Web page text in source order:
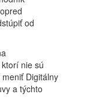
od
nie sú
Digitálny
a týchto